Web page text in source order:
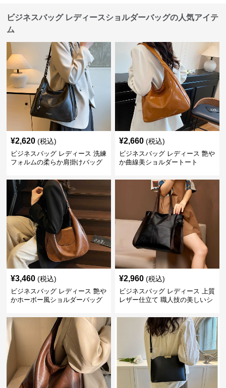
ビジネスバッグ レディースショルダーバッグの人気アイテ
ム
¥2,620 (税込)
ビジネスバッグ レディース 洗練
フォルムの柔らか肩掛けバッグ
¥2,660 (税込)
ビジネスバッグ レディース 艶や
か曲線美ショルダートート
¥3,460 (税込)
ビジネスバッグ レディース 艶や
かホーボー風ショルダーバッグ
¥2,960 (税込)
ビジネスバッグ レディース 上質
レザー仕立て 職人技の美しいシ